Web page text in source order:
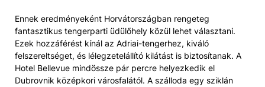
Ennek eredményeként Horvátországban rengeteg
fantasztikus tengerparti üdülőhely közül lehet választani.
Ezek hozzáférést kínál az Adriai-tengerhez, kiváló
felszereltséget, és lélegzetelállító kilátást is biztosítanak. A
Hotel Bellevue mindössze pár percre helyezkedik el
Dubrovnik középkori városfalától. A szálloda egy sziklán